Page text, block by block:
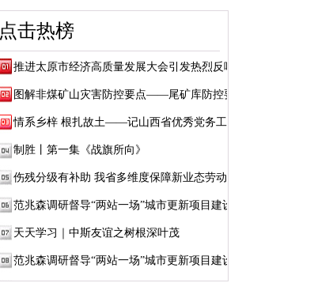
点击热榜
推进太原市经济高质量发展大会引发热烈反响
图解非煤矿山灾害防控要点——尾矿库防控要点
情系乡梓 根扎故土——记山西省优秀党务工作...
制胜丨第一集《战旗所向》
伤残分级有补助 我省多维度保障新业态劳动者...
范兆森调研督导“两站一场”城市更新项目建设
天天学习｜中斯友谊之树根深叶茂
范兆森调研督导“两站一场”城市更新项目建设